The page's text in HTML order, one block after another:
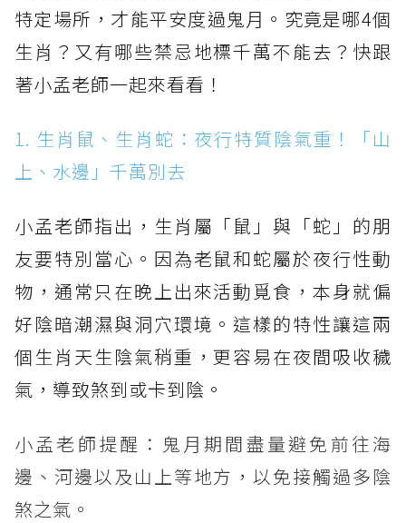
特定場所，才能平安度過鬼月。究竟是哪4個
生肖？又有哪些禁忌地標千萬不能去？快跟
著小孟老師一起來看看！
1. 生肖鼠、生肖蛇：夜行特質陰氣重！「山
上、水邊」千萬別去
小孟老師指出，生肖屬「鼠」與「蛇」的朋
友要特別當心。因為老鼠和蛇屬於夜行性動
物，通常只在晚上出來活動覓食，本身就偏
好陰暗潮濕與洞穴環境。這樣的特性讓這兩
個生肖天生陰氣稍重，更容易在夜間吸收穢
氣，導致煞到或卡到陰。
小孟老師提醒：鬼月期間盡量避免前往海
邊、河邊以及山上等地方，以免接觸過多陰
煞之氣。